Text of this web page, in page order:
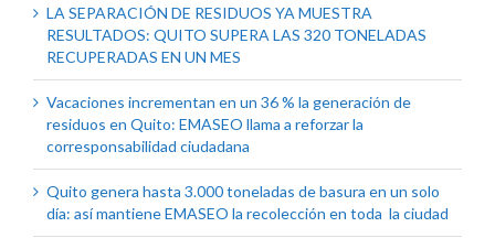
LA SEPARACIÓN DE RESIDUOS YA MUESTRA
RESULTADOS: QUITO SUPERA LAS 320 TONELADAS
RECUPERADAS EN UN MES
Vacaciones incrementan en un 36 % la generación de
residuos en Quito: EMASEO llama a reforzar la
corresponsabilidad ciudadana
Quito genera hasta 3.000 toneladas de basura en un solo
día: así mantiene EMASEO la recolección en toda la ciudad